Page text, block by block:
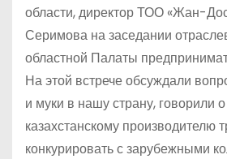
области, директор ТОО «Жан-
Серимова на заседании
областной Палаты
На этой встрече обсуждали
и муки в нашу страну, говорили
казахстанскому производителю
конкурировать с зарубежными